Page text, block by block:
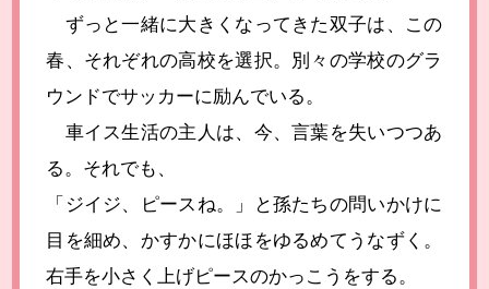
ずっと一緒に大きくなってきた双子は、この
春、それぞれの高校を選択。別々の学校のグラ
ウンドでサッカーに励んでいる。
車イス生活の主人は、今、言葉を失いつつあ
る。それでも、
「ジイジ、ピースね。」と孫たちの問いかけに
目を細め、かすかにほほをゆるめてうなずく。
右手を小さく上げピースのかっこうをする。